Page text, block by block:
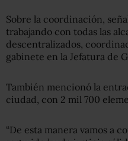
Sobre la coordinación,
trabajando con todas las
descentralizados,
gabinete en la Jefatura de
También mencionó la
ciudad, con 2 mil 700
“De esta manera vamos a